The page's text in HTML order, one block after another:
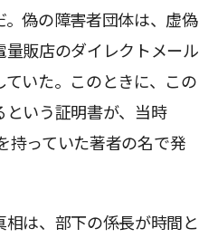
偽の障害者団体は、虚偽
販店のダイレクトメール
いた。このときに、この
という証明書が、当時
持っていた著者の名で発
は、部下の係長が時間と